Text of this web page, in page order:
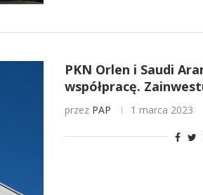
PKN Orlen i Saudi
współpracę.
przez PAP 1 marca 2023